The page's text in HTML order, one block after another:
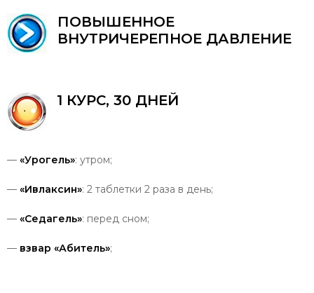
ПОВЫШЕННОЕ
ВНУТРИЧЕРЕПНОЕ ДАВЛЕНИЕ
1 КУРС, 30 ДНЕЙ
— «Урогель»: утром;
— «Ивлаксин»: 2 таблетки 2 раза в день;
— «Седагель»: перед сном;
— взвар «Абитель»;